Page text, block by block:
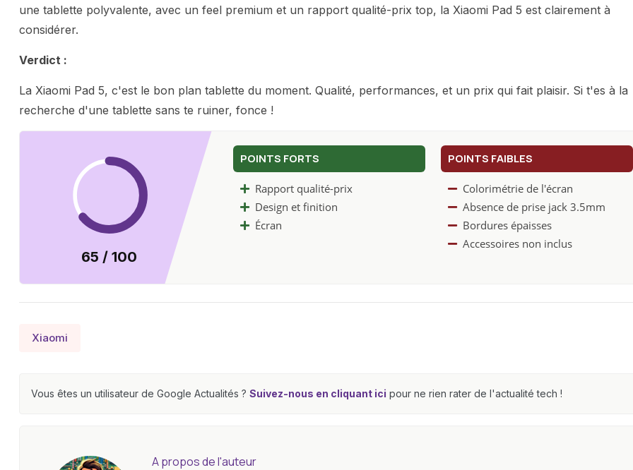
une tablette polyvalente, avec un feel premium et un rapport qualité-prix top, la Xiaomi Pad 5 est clairement à
considérer.
Verdict :
La Xiaomi Pad 5, c'est le bon plan tablette du moment. Qualité, performances, et un prix qui fait plaisir. Si t'es à la
recherche d'une tablette sans te ruiner, fonce !
65 / 100
POINTS FORTS
Rapport qualité-prix
Design et finition
Écran
POINTS FAIBLES
Colorimétrie de l'écran
Absence de prise jack 3.5mm
Bordures épaisses
Accessoires non inclus
Xiaomi
Vous êtes un utilisateur de Google Actualités ? Suivez-nous en cliquant ici pour ne rien rater de l'actualité tech !
A propos de l'auteur